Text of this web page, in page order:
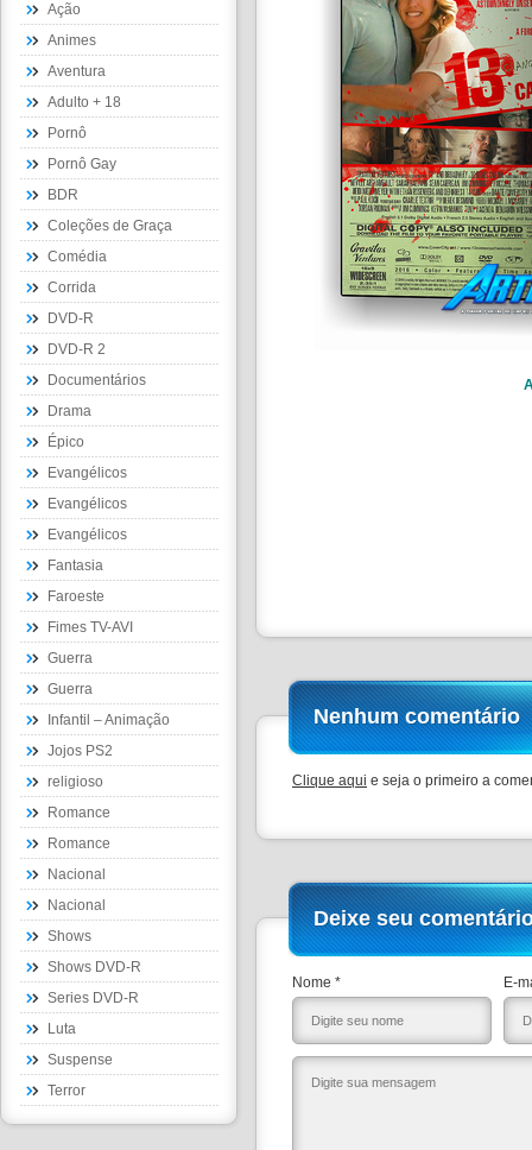
Ação
Animes
Aventura
Adulto + 18
Pornô
Pornô Gay
BDR
Coleções de Graça
Comédia
Corrida
DVD-R
DVD-R 2
Documentários
Drama
Épico
Evangélicos
Evangélicos
Evangélicos
Fantasia
Faroeste
Fimes TV-AVI
Guerra
Guerra
Infantil – Animação
Jojos PS2
religioso
Romance
Romance
Nacional
Nacional
Shows
Shows DVD-R
Series DVD-R
Luta
Suspense
Terror
Nenhum comentário
Clique aqui e seja o primeiro a
Deixe seu
Nome * E-